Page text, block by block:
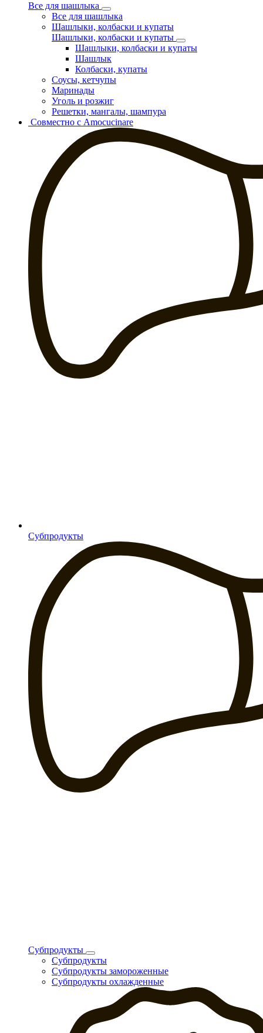
Все для шашлыка
Все для шашлыка
Шашлыки, колбаски и купаты
Шашлыки, колбаски и купаты
Шашлыки, колбаски и купаты
Шашлык
Колбаски, купаты
Соусы, кетчупы
Маринады
Уголь и розжиг
Решетки, мангалы, шампура
Совместно с Amocucinare
Субпродукты
Субпродукты
Субпродукты
Субпродукты замороженные
Субпродукты охлажденные